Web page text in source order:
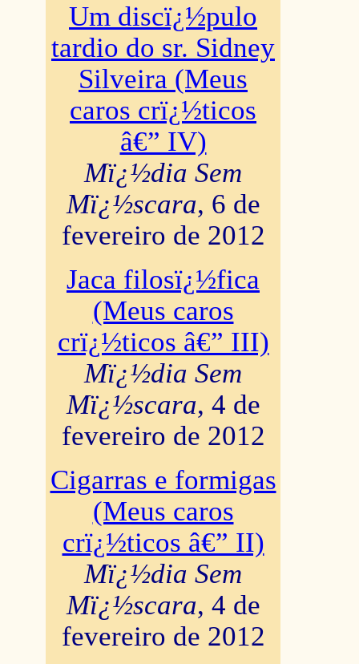
Um discï¿½pulo
tardio do sr. Sidney
Silveira (Meus
caros crï¿½ticos
â€” IV)
Mï¿½dia Sem
Mï¿½scara, 6 de
fevereiro de 2012
Jaca filosï¿½fica
(Meus caros
crï¿½ticos â€” III)
Mï¿½dia Sem
Mï¿½scara, 4 de
fevereiro de 2012
Cigarras e formigas
(Meus caros
crï¿½ticos â€” II)
Mï¿½dia Sem
Mï¿½scara, 4 de
fevereiro de 2012